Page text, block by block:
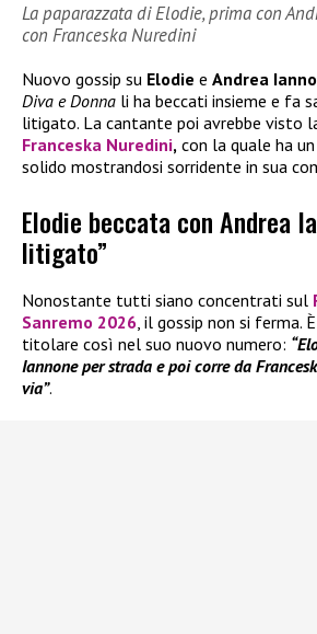
La paparazzata di Elodie, prima con
con Franceska Nuredini
Nuovo gossip su Elodie e Andrea
Diva e Donna li ha beccati insieme e fa
litigato. La cantante poi avrebbe visto
Franceska Nuredini, con la quale ha
solido mostrandosi sorridente in sua
Elodie beccata con Andrea
litigato”
Nonostante tutti siano concentrati sul
Sanremo 2026, il gossip non si ferma. È
titolare così nel suo nuovo numero:
Iannone per strada e poi corre da
via”.